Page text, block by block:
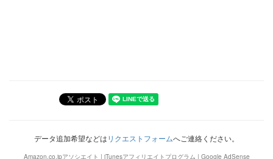
データ追加希望などはリクエストフォームへご連絡ください。
Amazon.co.jpアソシエイト | iTunesアフィリエイトプログラム | Google AdSense